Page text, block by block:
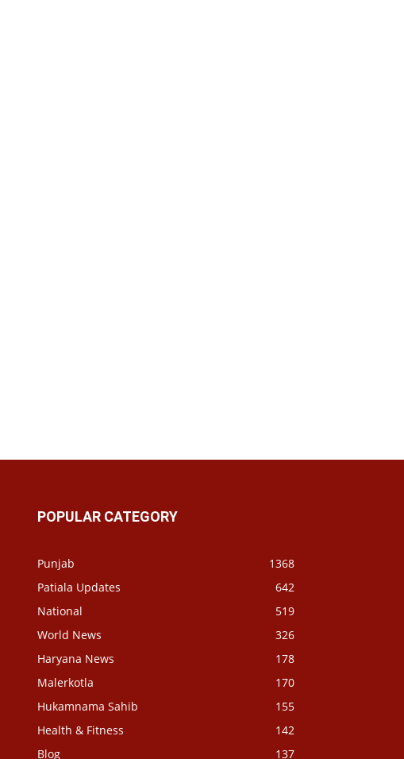
POPULAR CATEGORY
Punjab
1368
Patiala Updates
642
National
519
World News
326
Haryana News
178
Malerkotla
170
Hukamnama Sahib
155
Health & Fitness
142
Blog
137